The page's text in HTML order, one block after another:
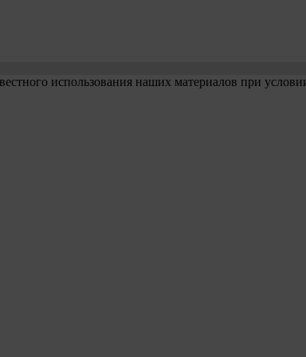
использования наших материалов при